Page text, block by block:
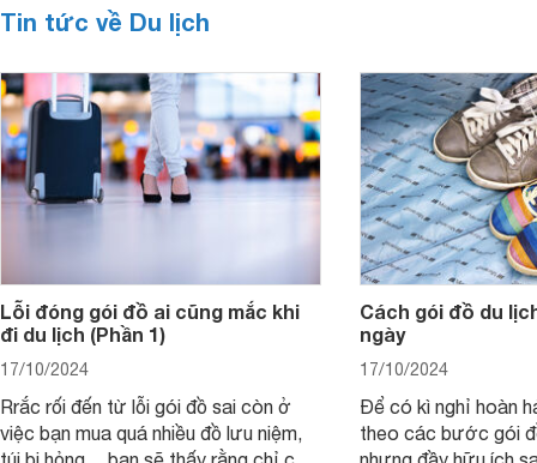
Tin tức về Du lịch
Lỗi đóng gói đồ ai cũng mắc khi
đi du lịch (Phần 1)
17/10/2024
Rrắc rối đến từ lỗi gói đồ sai còn ở
việc bạn mua quá nhiều đồ lưu niệm,
Cách gói đồ du
ngày
17/10/2024
Để có kì nghỉ hoàn
theo các bước gói